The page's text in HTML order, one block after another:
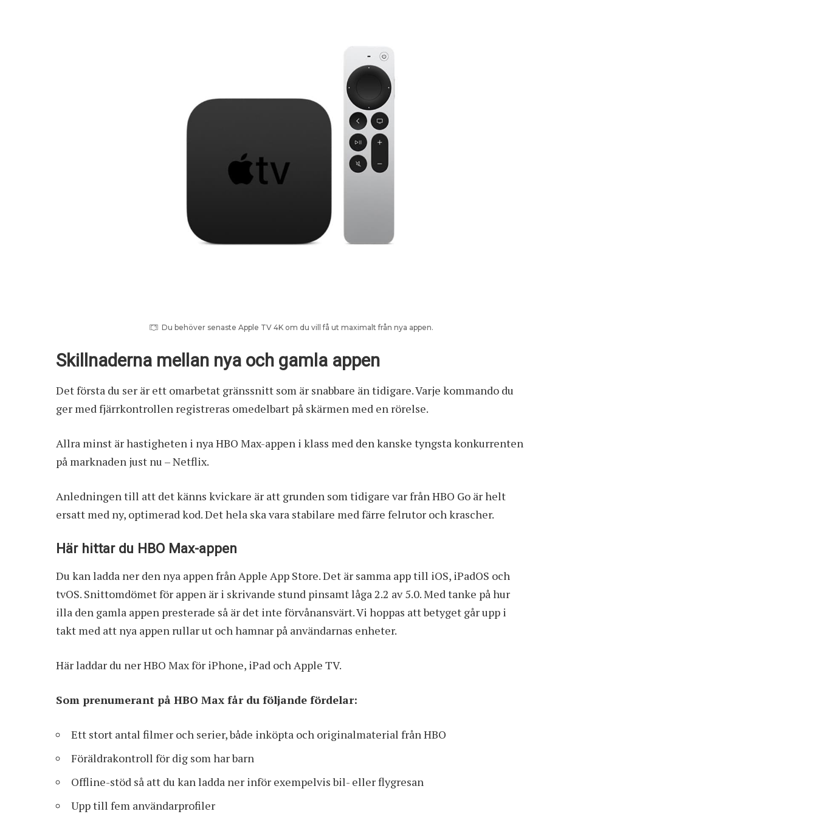
Du behöver senaste Apple TV 4K om du vill få ut maximalt från nya appen.
Skillnaderna mellan nya och gamla appen
Det första du ser är ett omarbetat gränssnitt som är snabbare än tidigare. Varje kommando du
ger med fjärrkontrollen registreras omedelbart på skärmen med en rörelse.
Allra minst är hastigheten i nya HBO Max-appen i klass med den kanske tyngsta konkurrenten
på marknaden just nu – Netflix.
Anledningen till att det känns kvickare är att grunden som tidigare var från HBO Go är helt
ersatt med ny, optimerad kod. Det hela ska vara stabilare med färre felrutor och krascher.
Här hittar du HBO Max-appen
Du kan ladda ner den nya appen från Apple App Store. Det är samma app till iOS, iPadOS och
tvOS. Snittomdömet för appen är i skrivande stund pinsamt låga 2.2 av 5.0. Med tanke på hur
illa den gamla appen presterade så är det inte förvånansvärt. Vi hoppas att betyget går upp i
takt med att nya appen rullar ut och hamnar på användarnas enheter.
Här laddar du ner HBO Max för iPhone, iPad och Apple TV.
Som prenumerant på HBO Max får du följande fördelar:
Ett stort antal filmer och serier, både inköpta och originalmaterial från HBO
Föräldrakontroll för dig som har barn
Offline-stöd så att du kan ladda ner inför exempelvis bil- eller flygresan
Upp till fem användarprofiler